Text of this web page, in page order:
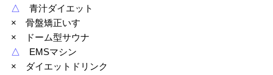
△
青汁ダイエット
× 骨盤矯正いす
× ドーム型サウナ
△
EMSマシン
× ダイエットドリンク